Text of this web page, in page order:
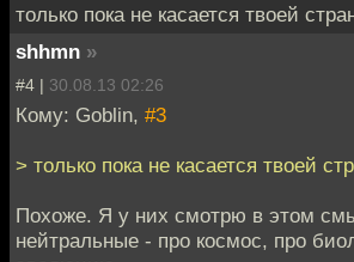
только пока не касается твоей
shhmn »
#4 | 30.08.13 02:26
Кому: Goblin, #3
> только пока не касается твоей
Похоже. Я у них смотрю в этом
нейтральные - про космос, про